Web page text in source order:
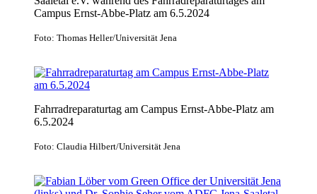
Campus Ernst-Abbe-Platz am 6.5.2024
Foto: Thomas Heller/Universität Jena
Fahrradreparaturtag am Campus Ernst-Abbe-Platz am
6.5.2024
Foto: Claudia Hilbert/Universität Jena